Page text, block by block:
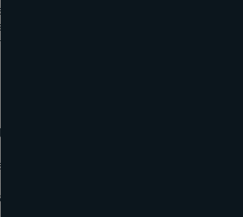
met het vlak van inzinking van
zullen kunnen blijven gehandhaafd
een meetbrief volgens de
deze Overeenkomst zal worden
inzinking, zoals dit in paragraaf 1
de aanvang van artikel 5 en in
artikel 6 van deze Bijlage wordt
vlak overeenkomende met het
indien